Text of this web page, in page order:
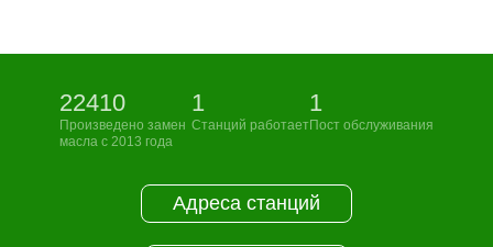
22410
Произведено замен
масла с 2013 года
1
Станций работает
1
Пост обслуживания
Адреса станций